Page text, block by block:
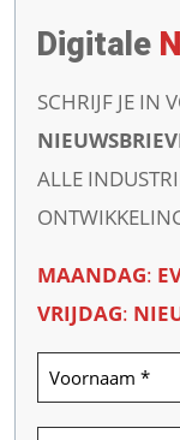
Digitale
SCHRIJF JE IN
ALLE
MAANDAG:
VRIJDAG: